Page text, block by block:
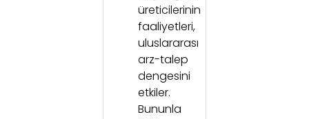
üreticilerinin
faaliyetleri,
uluslararası
arz-talep
dengesini
etkiler.
Bununla